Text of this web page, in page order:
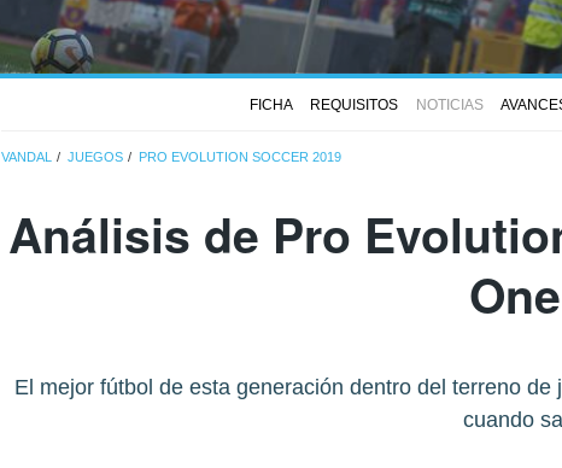
FICHA REQUISITOS NOTICIAS
VANDAL JUEGOS PRO EVOLUTION SOCCER 2019
Análisis de Pro
El mejor fútbol de esta generación dentro del terreno
cuando